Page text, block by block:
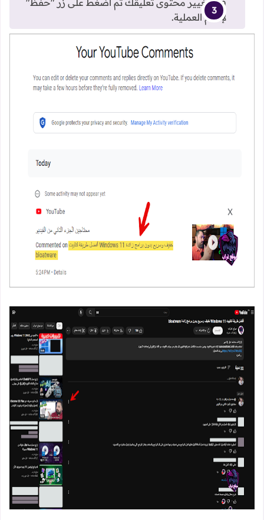
قم بتغيير محتوى تعليقك ثم اضغط على زر "حفظ"
لإتمام العملية.